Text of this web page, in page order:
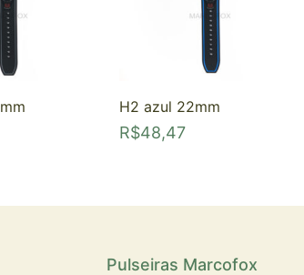
H2 azul 22mm
R$48,47
Pulseiras Marcofox